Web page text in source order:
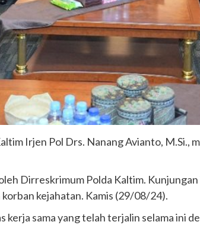
Irjen Pol Drs. Nanang Avianto, M.Si.,
Dirreskrimum Polda Kaltim.
kejahatan. Kamis (29/08/24).
kerja sama yang telah terjalin selama ini